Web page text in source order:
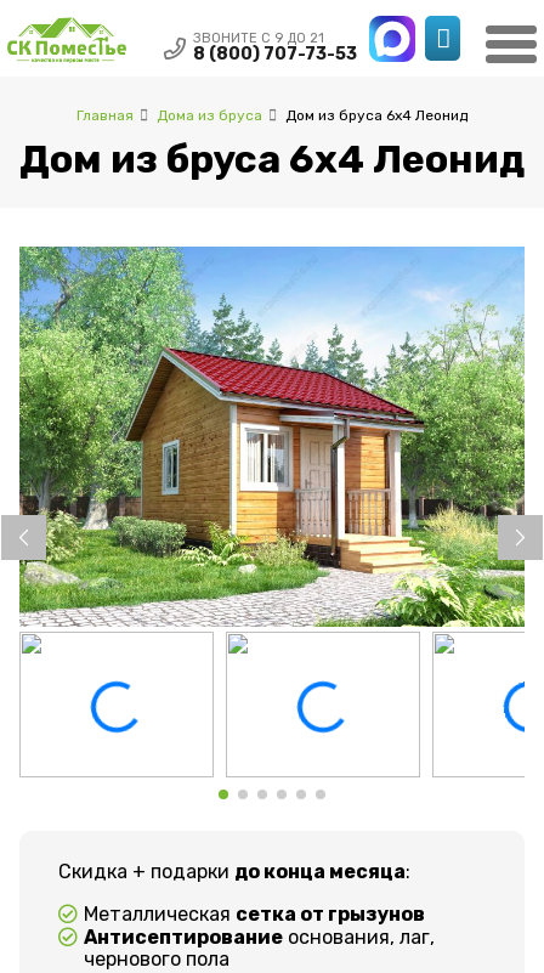
ЗВОНИТЕ С 9 ДО 21
8 (800) 707-73-53
Дом из бруса 6х4 Леонид
Главная Дома из бруса Дом из бруса 6х4 Леонид
Скидка + подарки до конца месяца:
Металлическая сетка от грызунов
Антисептированиеоснования, лаг,
чернового пола